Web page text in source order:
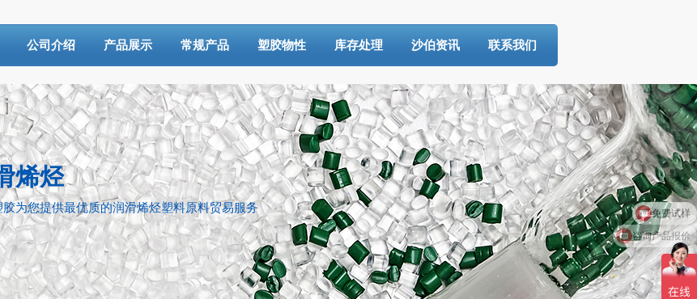
烯烃
胶为您提供最优质的润滑烯烃塑料原料贸易服务
公司介绍 产品展示 常规产品 塑胶物性 库存处理 沙伯资讯 联系我们
咨询产品报价
免费试样